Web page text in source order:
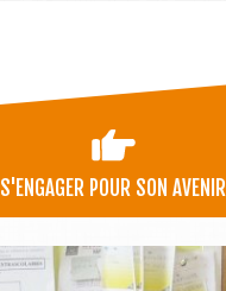
S'ENGAGER POUR SON AVENIR